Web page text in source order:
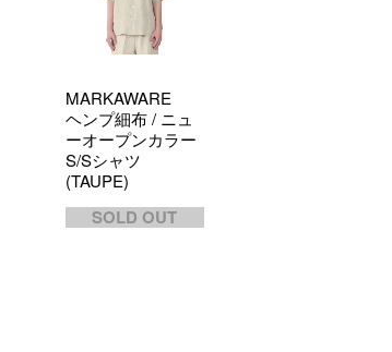
MARKAWARE
ヘンプ細布 / ニュ
ーオープンカラー
S/Sシャツ
(TAUPE)
SOLD OUT